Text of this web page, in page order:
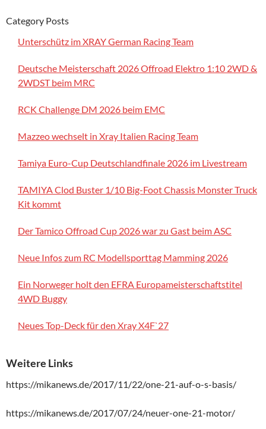
Category Posts
Unterschütz im XRAY German Racing Team
Deutsche Meisterschaft 2026 Offroad Elektro 1:10 2WD &
2WDST beim MRC
RCK Challenge DM 2026 beim EMC
Mazzeo wechselt in Xray Italien Racing Team
Tamiya Euro-Cup Deutschlandfinale 2026 im Livestream
TAMIYA Clod Buster 1/10 Big-Foot Chassis Monster Truck
Kit kommt
Der Tamico Offroad Cup 2026 war zu Gast beim ASC
Neue Infos zum RC Modellsporttag Mamming 2026
Ein Norweger holt den EFRA Europameisterschaftstitel
4WD Buggy
Neues Top-Deck für den Xray X4F`27
Weitere Links
https://mikanews.de/2017/11/22/one-21-auf-o-s-basis/
https://mikanews.de/2017/07/24/neuer-one-21-motor/